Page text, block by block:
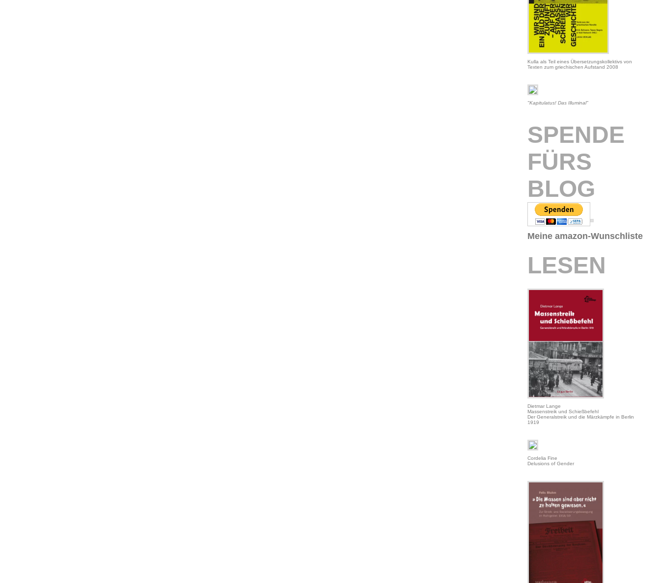
Kulla als Teil eines Übersetzungskollektivs von
Texten zum griechischen Aufstand 2008
"Kapitulatus! Das Illuminal"
SPENDE
FÜRS
BLOG
Meine amazon-Wunschliste
LESEN
Dietmar Lange
Massenstreik und Schießbefehl
Der Generalstreik und die Märzkämpfe in Berlin
1919
Cordelia Fine
Delusions of Gender